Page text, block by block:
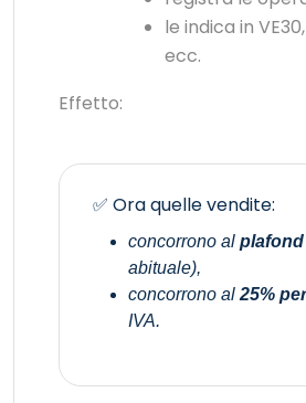
le indica in
ecc.
Effetto:
✅ Ora quelle vendite:
concorrono al plafond
abituale),
concorrono al 25%
IVA.